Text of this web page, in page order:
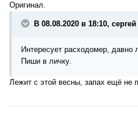
Оригинал.
В 08.08.2020 в 18:10,
Интересует расходомер, давно
Пиши в личку.
Лежит с этой весны, запах ещё не